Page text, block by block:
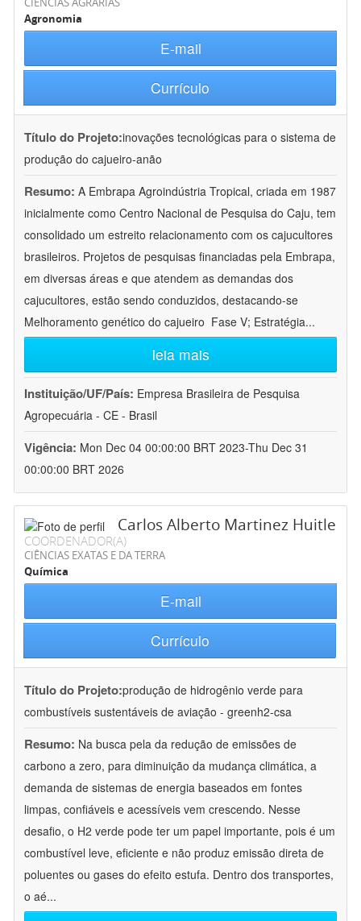
Agronomia
E-mail
Currículo
Título do Projeto:inovações tecnológicas para o sistema de
produção do cajueiro-anão
Resumo: A Embrapa Agroindústria Tropical, criada em 1987
inicialmente como Centro Nacional de Pesquisa do Caju, tem
consolidado um estreito relacionamento com os cajucultores
brasileiros. Projetos de pesquisas financiadas pela Embrapa,
em diversas áreas e que atendem as demandas dos
cajucultores, estão sendo conduzidos, destacando-se
Melhoramento genético do cajueiro  Fase V; Estratégia...
leia mais
Instituição/UF/País: Empresa Brasileira de Pesquisa
Agropecuária - CE - Brasil
Vigência: Mon Dec 04 00:00:00 BRT 2023-Thu Dec 31
00:00:00 BRT 2026
Carlos Alberto Martinez Huitle
COORDENADOR(A)
CIÊNCIAS EXATAS E DA TERRA
Química
E-mail
Currículo
Título do Projeto:produção de hidrogênio verde para
combustíveis sustentáveis de aviação - greenh2-csa
Resumo: Na busca pela da redução de emissões de
carbono a zero, para diminuição da mudança climática, a
demanda de sistemas de energia baseados em fontes
limpas, confiáveis e acessíveis vem crescendo. Nesse
desafio, o H2 verde pode ter um papel importante, pois é um
combustível leve, eficiente e não produz emissão direta de
poluentes ou gases do efeito estufa. Dentro dos transportes,
o aé...